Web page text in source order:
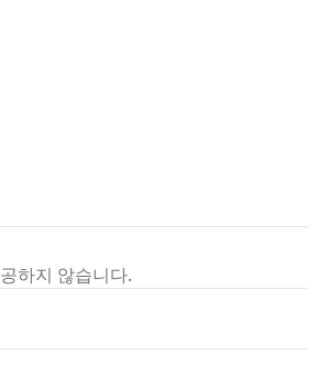
하지 않습니다.